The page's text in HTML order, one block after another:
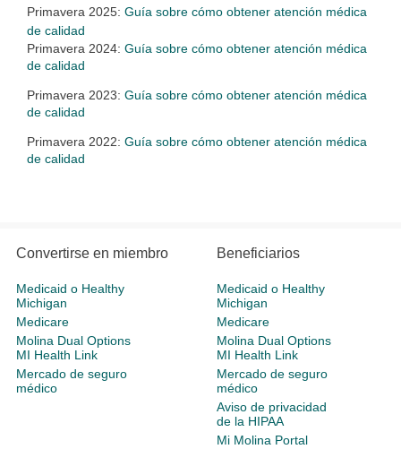
Primavera 2025: Guía sobre cómo obtener atención médica
de calidad
Primavera 2024: Guía sobre cómo obtener atención médica
de calidad
Primavera 2023: Guía sobre cómo obtener atención médica
de calidad
Primavera 2022: Guía sobre cómo obtener atención médica
de calidad
Convertirse en miembro
Medicaid o Healthy
Michigan
Medicare
Molina Dual Options
MI Health Link
Mercado de seguro
médico
Beneficiarios
Medicaid o Healthy
Michigan
Medicare
Molina Dual Options
MI Health Link
Mercado de seguro
médico
Aviso de privacidad
de la HIPAA
Mi Molina Portal